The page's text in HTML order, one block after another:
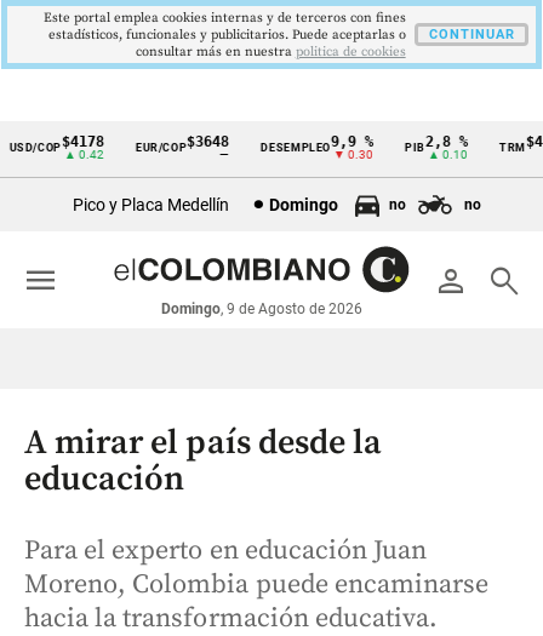
Cintillo
económicos
Colombia
COP$4178
▲ 0.42
EUR/COP$3648 DESEMPLEO9,9 %
▼ 0.30
2,8 %
▲ 0.10
TRM
Pico y Placa Medellín Domingo no no
person search
Domingo, 9 de Agosto de 2026
menu
A mirar el país desde la
educación
Para el experto en educación Juan
Moreno, Colombia puede encaminarse
hacia la transformación educativa.
Este portal emplea cookies internas y de terceros con fines
estadísticos, funcionales y publicitarios. Puede aceptarlas o
consultar más en nuestra politica de cookies
CONTINUAR